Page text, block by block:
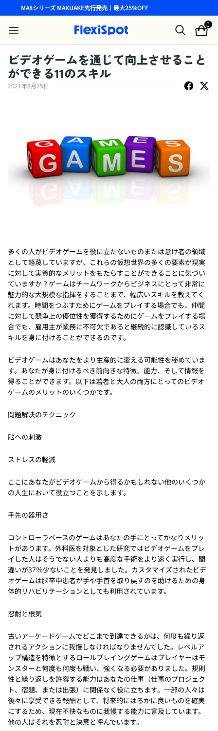
MA8シリーズ MAKUAKE先行発売｜最大25%OFF
0
ビデオゲームを通じて向上させること
ができる11のスキル
2021年8月25日
多くの人がビデオゲームを役に立たないものまたは怠け者の領域
として軽蔑していますが、これらの仮想世界の多くの要素が現実
に対して実質的なメリットをもたらすことができることに気づい
ていますか？ゲームはチームワークからビジネスにとって非常に
魅力的な大規模な指揮をすることまで、幅広いスキルを教えてく
れます。時間をつぶすためにゲームをプレイする場合でも、仲間
に対して競争上の優位性を獲得するためにゲームをプレイする場
合でも、雇用主が業務に不可欠であると継続的に認識しているス
キルを身に付けることができるのです。
ビデオゲームはあなたをより生産的に変える可能性を秘めていま
す。あなたが身に付けるべき前向きな特徴、能力、そして情報を
得ることができます。以下は若者と大人の両方にとってのビデオ
ゲームのメリットのいくつかです。
問題解決のテクニック
脳への刺激
ストレスの軽減
ここにあなたがビデオゲームから得るかもしれない他のいくつか
の人生において役立つことを示します。
手先の器用さ
コントローラベースのゲームはあなたの手にとってかなりメリッ
トがあります。外科医を対象とした研究ではビデオゲームをプレ
イした人はそうでない人よりも高度な手術をより速く実行し、間
違いが37％少ないことを発見しました。カスタマイズされたビデ
オゲームは脳卒中患者が手や手首を取り戻すのを助けるための身
体的リハビリテーションとしても利用されています。
忍耐と根気
古いアーケードゲームでどこまで到達できるかは、何度も繰り返
されるアクションに我慢しなければなりませんでした。レベルア
ップ構造を特徴とするロールプレイングゲームはプレイヤーはモ
ンスターと何度も何度も戦い、強くなる必要がありました。規則
性と繰り返しを許容する能力はあなたの仕事（仕事のプロジェク
ト、宿題、または出張）に関係なく役に立ちます。一部の人々は
後々に享受できる報酬として、将来的にはるかに良いものを確実
にするため、現在不快なものに我慢する能力に言及しています。
他の人はそれを忍耐と決意と呼んでいます。